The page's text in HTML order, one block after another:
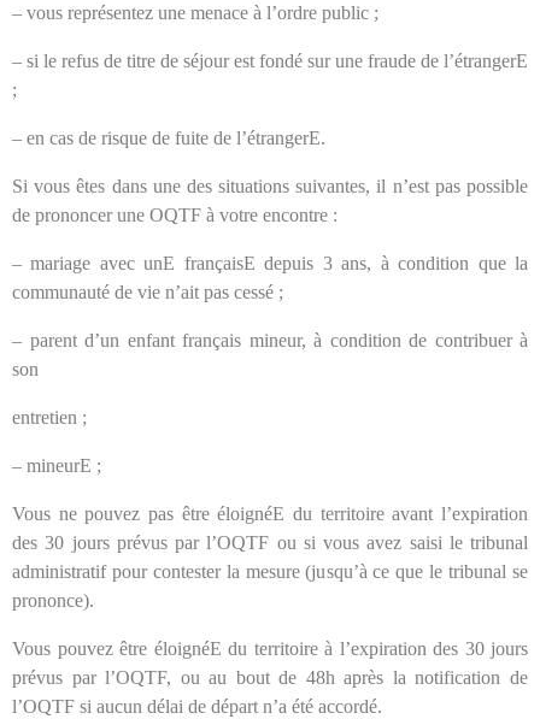
– vous représentez une menace à l’ordre public ;
– si le refus de titre de séjour est fondé sur une fraude de l’étrangerE
;
– en cas de risque de fuite de l’étrangerE.
Si vous êtes dans une des situations suivantes, il n’est pas possible
de prononcer une OQTF à votre encontre :
– mariage avec unE françaisE depuis 3 ans, à condition que la
communauté de vie n’ait pas cessé ;
– parent d’un enfant français mineur, à condition de contribuer à
son
entretien ;
– mineurE ;
Vous ne pouvez pas être éloignéE du territoire avant l’expiration
des 30 jours prévus par l’OQTF ou si vous avez saisi le tribunal
administratif pour contester la mesure (jusqu’à ce que le tribunal se
prononce).
Vous pouvez être éloignéE du territoire à l’expiration des 30 jours
prévus par l’OQTF, ou au bout de 48h après la notification de
l’OQTF si aucun délai de départ n’a été accordé.